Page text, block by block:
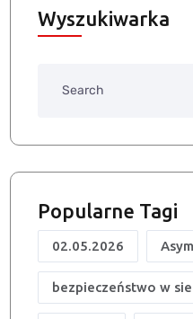
Wyszukiwarka
Popularne Tagi
02.05.2026
bezpieczeństwo w